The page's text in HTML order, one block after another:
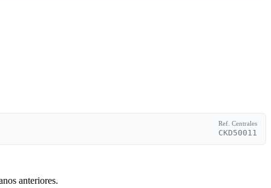
Ref. Centrales
CKD50011
anteriores.